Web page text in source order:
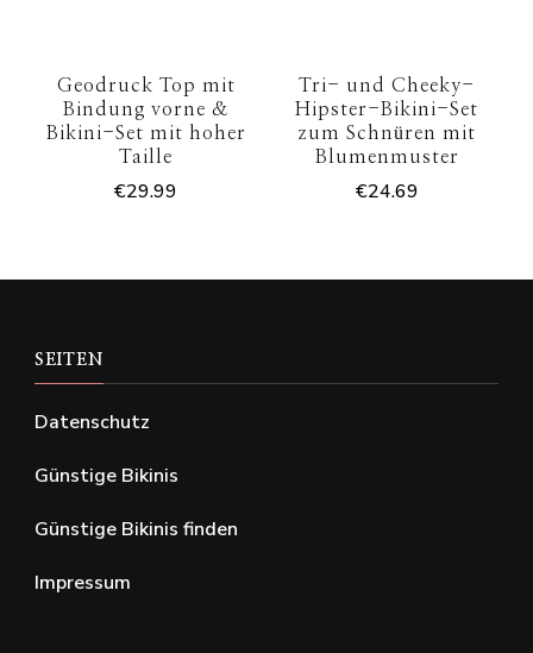
Geodruck Top mit
Bindung vorne &
Bikini-Set mit hoher
Taille
€29.99
Tri- und Cheeky-
Hipster-Bikini-Set
zum Schnüren mit
Blumenmuster
€24.69
SEITEN
Datenschutz
Günstige Bikinis
Günstige Bikinis finden
Impressum